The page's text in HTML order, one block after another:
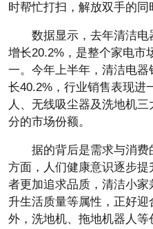
时帮忙打扫，解放双手的同
数据显示，去年清洁电
增长20.2%，是整个家电市
一。今年上半年，清洁电
长40.2%，行业销售表现进
人、无线吸尘器及洗地机
分的市场份额。
据的背后是需求与消
方面，人们健康意识逐步
者更加追求品质，清洁小
升生活质量等属性，正好
外，洗地机、拖地机器人